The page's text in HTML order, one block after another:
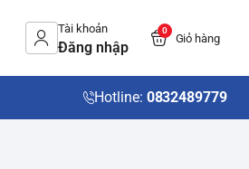
Tài khoản
Đăng nhập
0
Giỏ hàng
Hotline: 0832489779